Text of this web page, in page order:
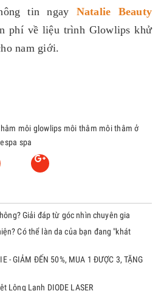
tin ngay Natalie Beauty
phí về liệu trình Glowlips khử
nam giới.
môi glowlips môi thâm môi thâm ở
spa
Giải đáp từ góc nhìn chuyên gia
Có thể làn da của bạn đang "khát
- GIẢM ĐẾN 50%, MUA 1 ĐƯỢC 3, TẶNG
Lông Lạnh DIODE LASER